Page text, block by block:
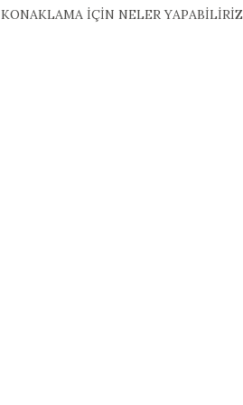
KONAKLAMA İÇİN NELER YAPABİLİRİZ